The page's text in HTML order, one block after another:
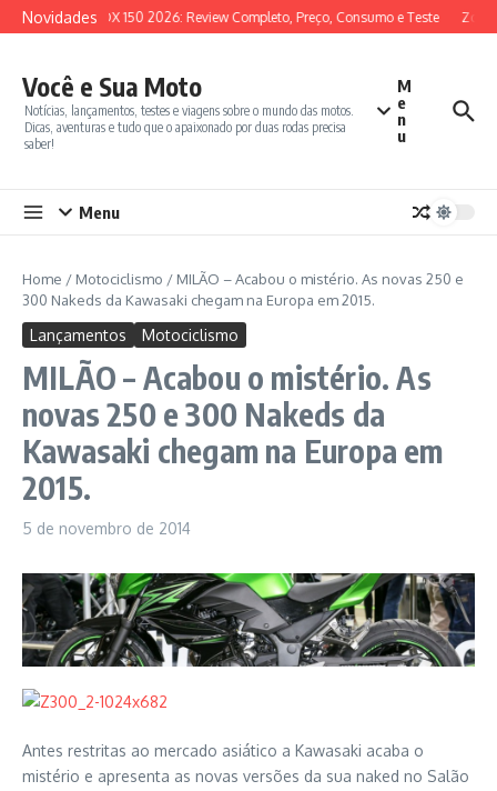
Ir para o conteúdo
Novidades
SYM ADX 150 2026: Review Completo, Preço, Consumo e Teste
Você e Sua Moto
Notícias, lançamentos, testes e viagens sobre o mundo das motos.
Dicas, aventuras e tudo que o apaixonado por duas rodas precisa
saber!
M
e
n
u
Menu
Home / Motociclismo / MILÃO – Acabou o mistério. As novas 250 e
300 Nakeds da Kawasaki chegam na Europa em 2015.
Lançamentos Motociclismo
MILÃO – Acabou o mistério. As
novas 250 e 300 Nakeds da
Kawasaki chegam na Europa em
2015.
5 de novembro de 2014
Antes restritas ao mercado asiático a Kawasaki acaba o
mistério e apresenta as novas versões da sua naked no Salão